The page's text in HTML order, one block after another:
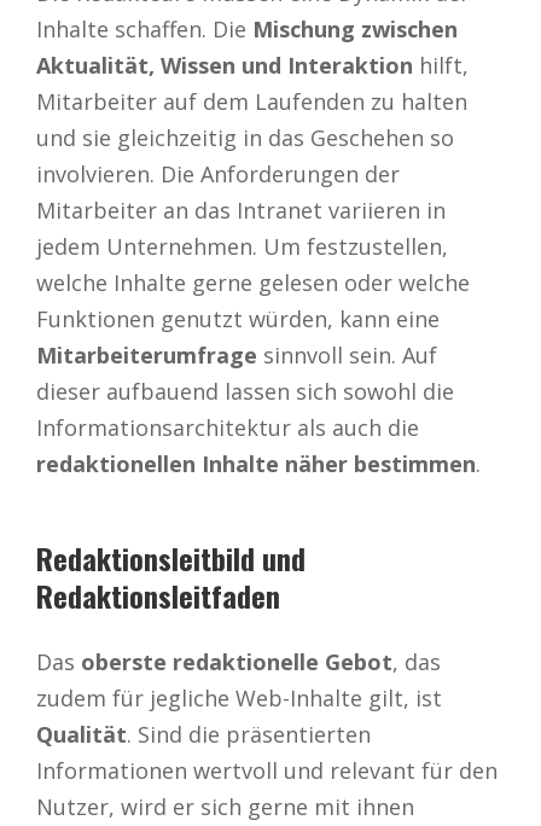
Inhalte schaffen. Die Mischung zwischen
Aktualität, Wissen und Interaktion hilft,
Mitarbeiter auf dem Laufenden zu halten
und sie gleichzeitig in das Geschehen so
involvieren. Die Anforderungen der
Mitarbeiter an das Intranet variieren in
jedem Unternehmen. Um festzustellen,
welche Inhalte gerne gelesen oder welche
Funktionen genutzt würden, kann eine
Mitarbeiterumfrage sinnvoll sein. Auf
dieser aufbauend lassen sich sowohl die
Informationsarchitektur als auch die
redaktionellen Inhalte näher bestimmen.
Redaktionsleitbild und
Redaktionsleitfaden
Das oberste redaktionelle Gebot, das
zudem für jegliche Web-Inhalte gilt, ist
Qualität. Sind die präsentierten
Informationen wertvoll und relevant für den
Nutzer, wird er sich gerne mit ihnen